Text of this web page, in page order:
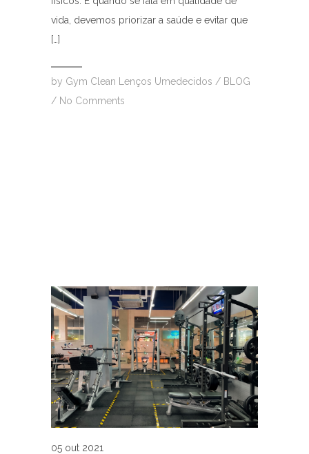
vida, devemos priorizar a saúde e evitar que
[…]
by Gym Clean Lenços Umedecidos / BLOG
/ No Comments
05 out 2021